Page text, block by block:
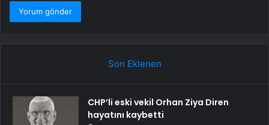
Son Eklenen
CHP’li eski vekil Orhan Ziya Diren
hayatını kaybetti